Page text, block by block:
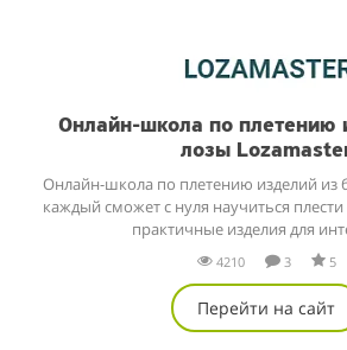
Онлайн-школа по плетению
лозы
Онлайн-школа по плетению изделий из
каждый сможет с нуля научиться
практичные изделия для
4210 3 5
Перейти на сайт